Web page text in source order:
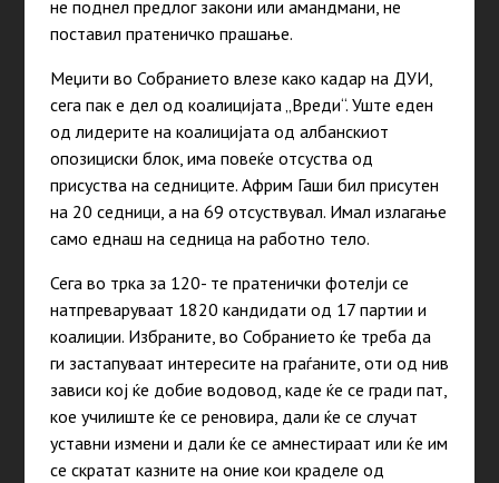
не поднел предлог закони или амандмани, не
поставил пратеничко прашање.
Меџити во Собранието влезе како кадар на ДУИ,
сега пак е дел од коалицијата „Вреди“. Уште еден
од лидерите на коалицијата од албанскиот
опозициски блок, има повеќе отсуства од
присуства на седниците. Африм Гаши бил присутен
на 20 седници, а на 69 отсуствувал. Имал излагање
само еднаш на седница на работно тело.
Сега во трка за 120- те пратенички фотелји се
натпреваруваат 1820 кандидати од 17 партии и
коалиции. Избраните, во Собранието ќе треба да
ги застапуваат интересите на граѓаните, оти од нив
зависи кој ќе добие водовод, каде ќе се гради пат,
кое училиште ќе се реновира, дали ќе се случат
уставни измени и дали ќе се амнестираат или ќе им
се скратат казните на оние кои краделе од